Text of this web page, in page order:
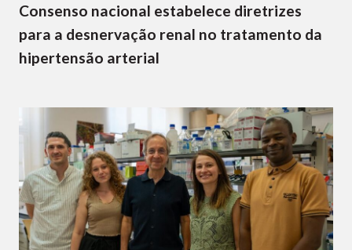
Consenso nacional estabelece diretrizes
para a desnervação renal no tratamento da
hipertensão arterial